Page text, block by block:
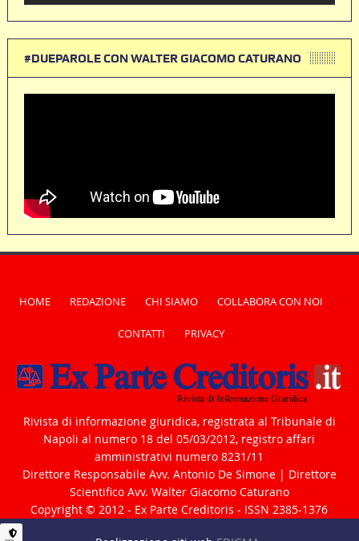
#DUEPAROLE CON WALTER GIACOMO CATURANO
HOME REDAZIONE CHI SIAMO COLLABORA CON NOI
CONTATTI PRIVACY
Rivista di informazione giuridica, registrata al Tribunale di
Napoli al numero 18 del 05/03/2012, registro affari
amministrativi numero 8231/11
Direttore Responsabile Avv. Antonio De Simone | Direttore
Scientifico Avv. Walter Giacomo Caturano
Copyright © 2012 - Ex Parte Creditoris - ISSN 2385-1376